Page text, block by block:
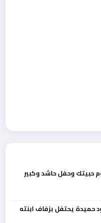
حبيتك وحفل حاشد وكبير
حميدة يحتفل بزفاف ابنته